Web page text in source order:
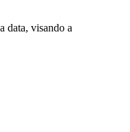
data, visando a